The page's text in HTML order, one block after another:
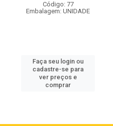
Código: 77
Embalagem: UNIDADE
Faça seu login ou
cadastre-se para
ver preços e
comprar